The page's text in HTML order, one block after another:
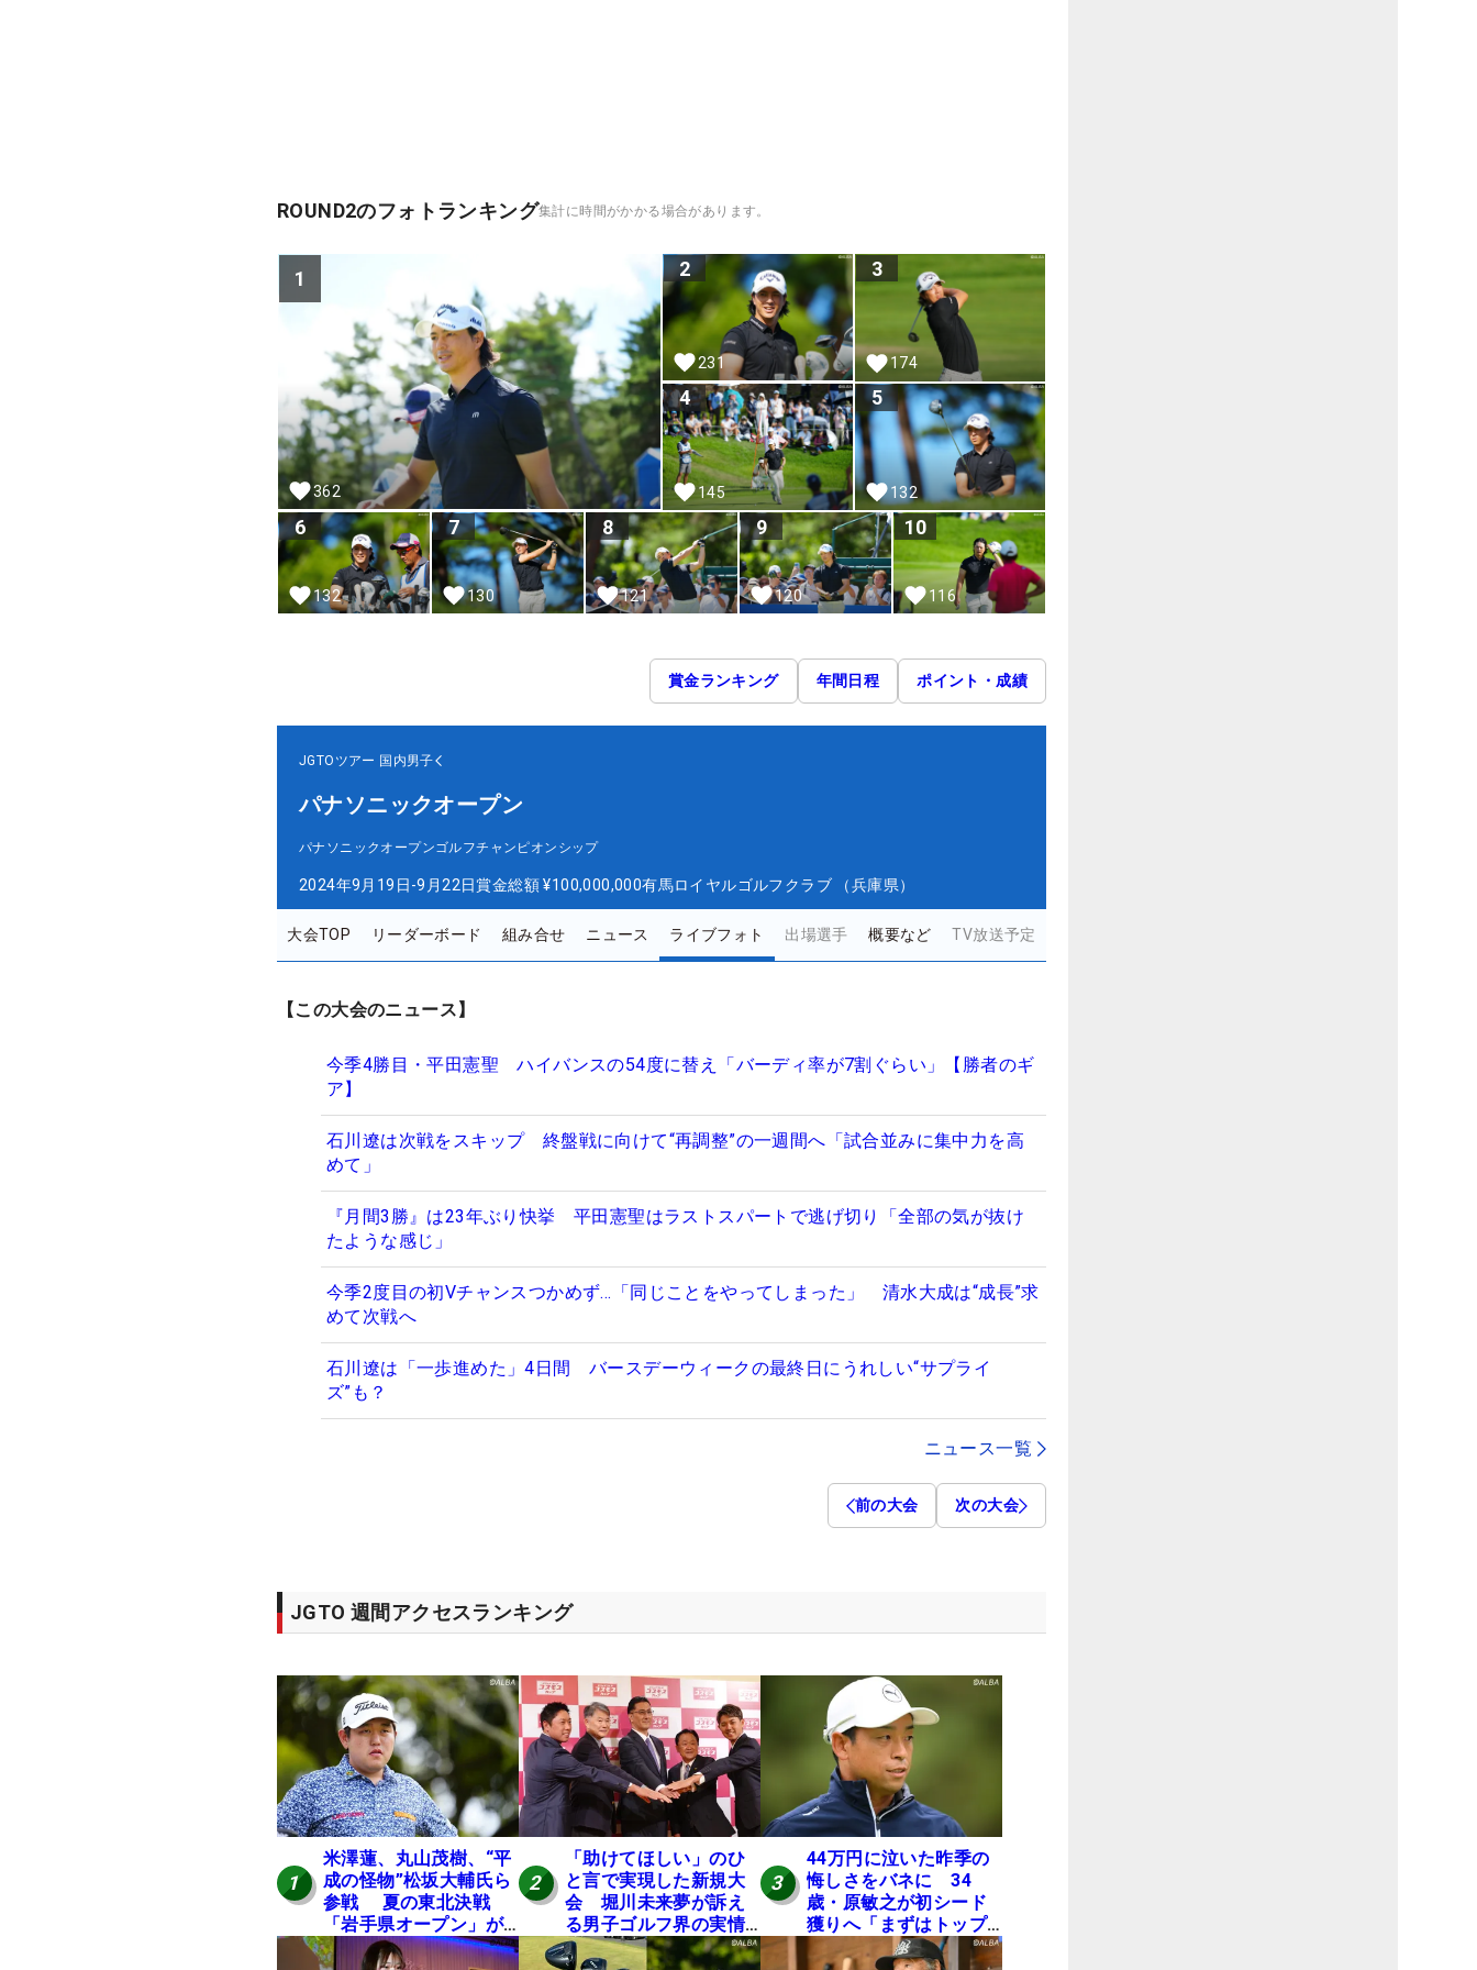
ROUND2のフォトランキング集計に時間がかかる場合があります。
1
362
2
231
3
174
4
145
5
132
6
132
7
130
8
121
9
120
10
116
賞金ランキング 年間日程 ポイント・成績
JGTOツアー 国内男子
パナソニックオープン
パナソニックオープンゴルフチャンピオンシップ
2024年9月19日-9月22日賞金総額 ¥100,000,000有馬ロイヤルゴルフクラブ （兵庫県）
大会TOP リーダーボード 組み合せ ニュース ライブフォト 出場選手 概要など TV放送予定
【この大会のニュース】
今季4勝目・平田憲聖 ハイバンスの54度に替え「バーディ率が7割ぐらい」【勝者のギ
ア】
石川遼は次戦をスキップ 終盤戦に向けて“再調整”の一週間へ「試合並みに集中力を高
めて」
『月間3勝』は23年ぶり快挙 平田憲聖はラストスパートで逃げ切り「全部の気が抜け
たような感じ」
今季2度目の初Vチャンスつかめず…「同じことをやってしまった」 清水大成は“成長”求
めて次戦へ
石川遼は「一歩進めた」4日間 バースデーウィークの最終日にうれしい“サプライ
ズ”も？
ニュース一覧
前の大会 次の大会
JGTO 週間アクセスランキング
1
米澤蓮、丸山茂樹、“平
成の怪物”松坂大輔氏ら
参戦 夏の東北決戦
「岩手県オープン」が8
日開幕
2
「助けてほしい」のひ
と言で実現した新規大
会 堀川未来夢が訴え
る男子ゴルフ界の実情
と開催の舞台裏
3
44万円に泣いた昨季の
悔しさをバネに 34
歳・原敏之が初シード
獲りへ「まずはトップ